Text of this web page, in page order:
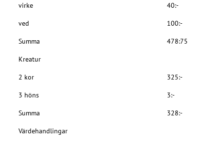
virke 40:-
ved 100:-
Summa 478:75
Kreatur
2 kor 325:-
3 höns 3:-
Summa 328:-
Värdehandlingar